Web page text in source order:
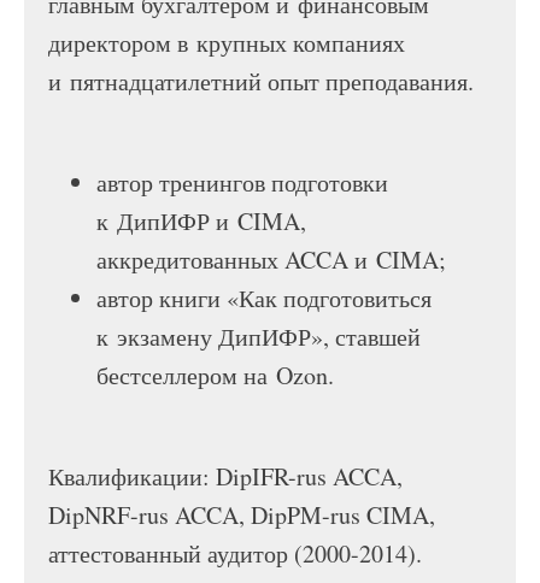
директором в крупных компаниях
и пятнадцатилетний опыт преподавания.
автор тренингов подготовки
к ДипИФР и CIMA,
аккредитованных ACCA и CIMA;
автор книги «Как подготовиться
к экзамену ДипИФР», ставшей
бестселлером на Ozon.
Квалификации: DipIFR-rus ACCA,
DipNRF-rus ACCA, DipPM-rus CIMA,
аттестованный аудитор (2000-2014).